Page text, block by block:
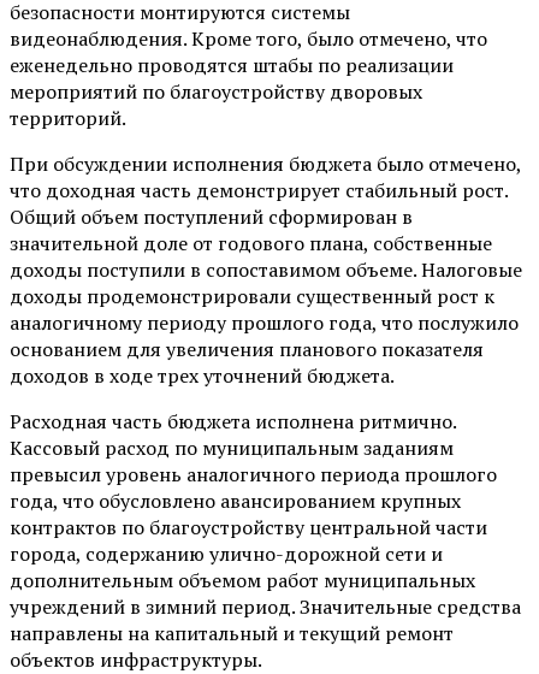
безопасности монтируются системы
видеонаблюдения. Кроме того, было отмечено, что
еженедельно проводятся штабы по реализации
мероприятий по благоустройству дворовых
территорий.
При обсуждении исполнения бюджета было отмечено,
что доходная часть демонстрирует стабильный рост.
Общий объем поступлений сформирован в
значительной доле от годового плана, собственные
доходы поступили в сопоставимом объеме. Налоговые
доходы продемонстрировали существенный рост к
аналогичному периоду прошлого года, что послужило
основанием для увеличения планового показателя
доходов в ходе трех уточнений бюджета.
Расходная часть бюджета исполнена ритмично.
Кассовый расход по муниципальным заданиям
превысил уровень аналогичного периода прошлого
года, что обусловлено авансированием крупных
контрактов по благоустройству центральной части
города, содержанию улично-дорожной сети и
дополнительным объемом работ муниципальных
учреждений в зимний период. Значительные средства
направлены на капитальный и текущий ремонт
объектов инфраструктуры.